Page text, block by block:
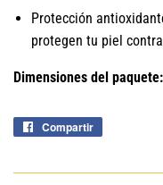
Protección
protegen tu piel
Dimensiones del paquete:
Compartir